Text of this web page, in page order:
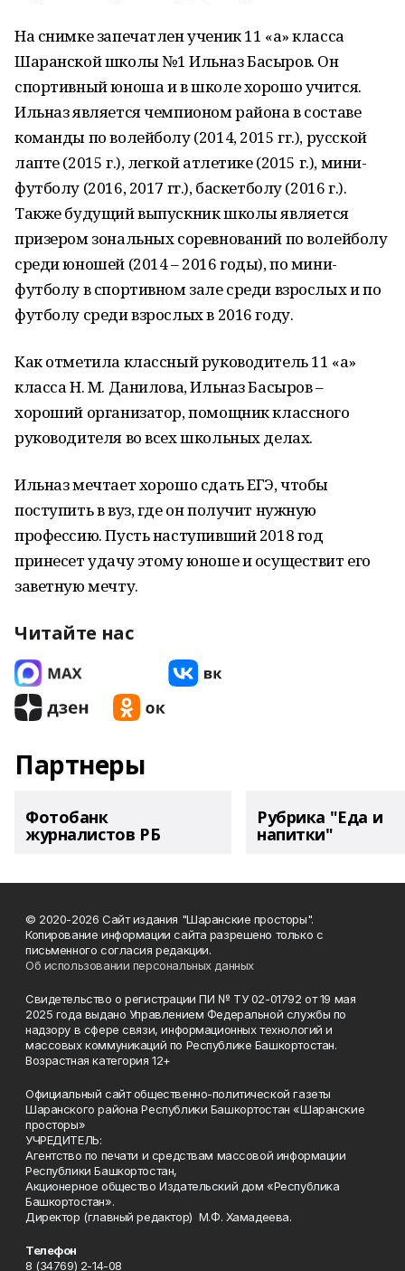
На снимке запечатлен ученик 11 «а» класса
Шаранской школы №1 Ильназ Басыров. Он
спортивный юноша и в школе хорошо учится.
Ильназ является чемпионом района в составе
команды по волейболу (2014, 2015 гг.), русской
лапте (2015 г.), легкой атлетике (2015 г.), мини-
футболу (2016, 2017 гг.), баскетболу (2016 г.).
Также будущий выпускник школы является
призером зональных соревнований по волейболу
среди юношей (2014 – 2016 годы), по мини-
футболу в спортивном зале среди взрослых и по
футболу среди взрослых в 2016 году.
Как отметила классный руководитель 11 «а»
класса Н. М. Данилова, Ильназ Басыров –
хороший организатор, помощник классного
руководителя во всех школьных делах.
Ильназ мечтает хорошо сдать ЕГЭ, чтобы
поступить в вуз, где он получит нужную
профессию. Пусть наступивший 2018 год
принесет удачу этому юноше и осуществит его
заветную мечту.
Читайте нас
Партнеры
Фотобанк
журналистов РБ
Рубрика "Еда и
напитки"
© 2020-2026 Сайт издания "Шаранские просторы".
Копирование информации сайта разрешено только с
письменного согласия редакции.
Об использовании персональных данных
Свидетельство о регистрации ПИ № ТУ 02-01792 от 19 мая
2025 года выдано Управлением Федеральной службы по
надзору в сфере связи, информационных технологий и
массовых коммуникаций по Республике Башкортостан.
Возрастная категория 12+
Официальный сайт общественно-политической газеты
Шаранского района Республики Башкортостан «Шаранские
просторы»
УЧРЕДИТЕЛЬ:
Агентство по печати и средствам массовой информации
Республики Башкортостан,
Акционерное общество Издательский дом «Республика
Башкортостан».
Директор (главный редактор) М.Ф. Хамадеева.
Телефон
8 (34769) 2-14-08